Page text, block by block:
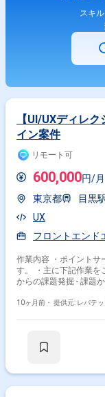
スキ
【UI/UXディレ
イン案件
リモート可
600,000円/月
東京都
目黒
UX
フロントエンド
作業内容 ・ポイントサ
す。 ・主に下記作業をご担当いただき
からの課題発掘 - 課題から打ち手の発想 - ステークホルダーとの合意形成 -
実装のディレクション
10ヶ月前・ 提供元: レバテ